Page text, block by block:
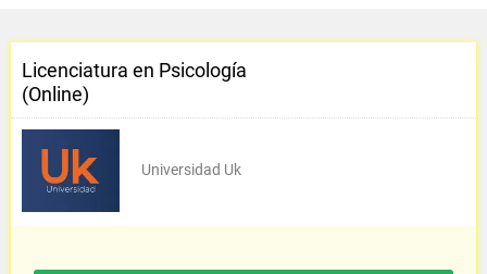
Licenciatura en Psicología
(Online)
Universidad Uk